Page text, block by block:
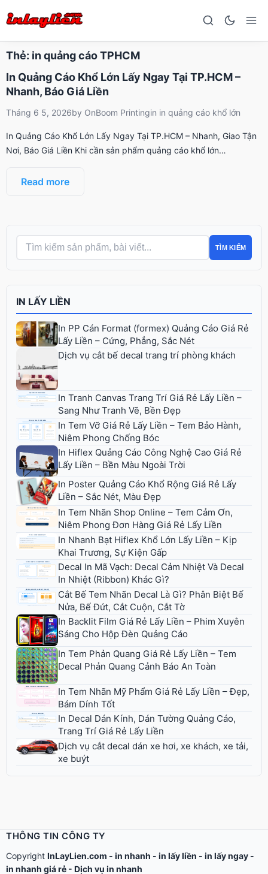
Thẻ: in quảng cáo TPHCM
In Quảng Cáo Khổ Lớn Lấy Ngay Tại TP.HCM –
Nhanh, Báo Giá Liền
Tháng 6 5, 2026by OnBoom Printingin in quảng cáo khổ lớn
In Quảng Cáo Khổ Lớn Lấy Ngay Tại TP.HCM – Nhanh, Giao Tận
Nơi, Báo Giá Liền Khi cần sản phẩm quảng cáo khổ lớn…
Read more
TÌM KIẾM
IN LẤY LIỀN
In PP Cán Format (formex) Quảng Cáo Giá Rẻ
Lấy Liền – Cứng, Phẳng, Sắc Nét
Dịch vụ cắt bế decal trang trí phòng khách
In Tranh Canvas Trang Trí Giá Rẻ Lấy Liền –
Sang Như Tranh Vẽ, Bền Đẹp
In Tem Vỡ Giá Rẻ Lấy Liền – Tem Bảo Hành,
Niêm Phong Chống Bóc
In Hiflex Quảng Cáo Công Nghệ Cao Giá Rẻ
Lấy Liền – Bền Màu Ngoài Trời
In Poster Quảng Cáo Khổ Rộng Giá Rẻ Lấy
Liền – Sắc Nét, Màu Đẹp
In Tem Nhãn Shop Online – Tem Cảm Ơn,
Niêm Phong Đơn Hàng Giá Rẻ Lấy Liền
In Nhanh Bạt Hiflex Khổ Lớn Lấy Liền – Kịp
Khai Trương, Sự Kiện Gấp
Decal In Mã Vạch: Decal Cảm Nhiệt Và Decal
In Nhiệt (Ribbon) Khác Gì?
Cắt Bế Tem Nhãn Decal Là Gì? Phân Biệt Bế
Nửa, Bế Đứt, Cắt Cuộn, Cắt Tờ
In Backlit Film Giá Rẻ Lấy Liền – Phim Xuyên
Sáng Cho Hộp Đèn Quảng Cáo
In Tem Phản Quang Giá Rẻ Lấy Liền – Tem
Decal Phản Quang Cảnh Báo An Toàn
In Tem Nhãn Mỹ Phẩm Giá Rẻ Lấy Liền – Đẹp,
Bám Dính Tốt
In Decal Dán Kính, Dán Tường Quảng Cáo,
Trang Trí Giá Rẻ Lấy Liền
Dịch vụ cắt decal dán xe hơi, xe khách, xe tải,
xe buýt
THÔNG TIN CÔNG TY
Copyright InLayLien.com - in nhanh - in lấy liền - in lấy ngay -
in nhanh giá rẻ - Dịch vụ in nhanh